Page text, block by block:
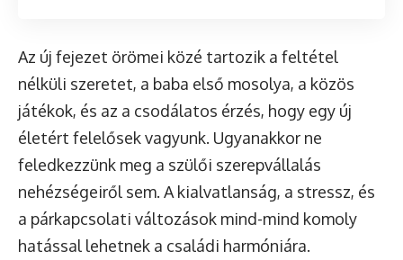
Az új fejezet örömei közé tartozik a feltétel
nélküli szeretet, a baba első mosolya, a közös
játékok, és az a csodálatos érzés, hogy egy új
életért felelősek vagyunk. Ugyanakkor ne
feledkezzünk meg a szülői szerepvállalás
nehézségeiről sem. A kialvatlanság, a stressz, és
a párkapcsolati változások mind-mind komoly
hatással lehetnek a családi harmóniára.